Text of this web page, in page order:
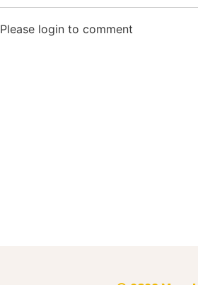
Please login to comment